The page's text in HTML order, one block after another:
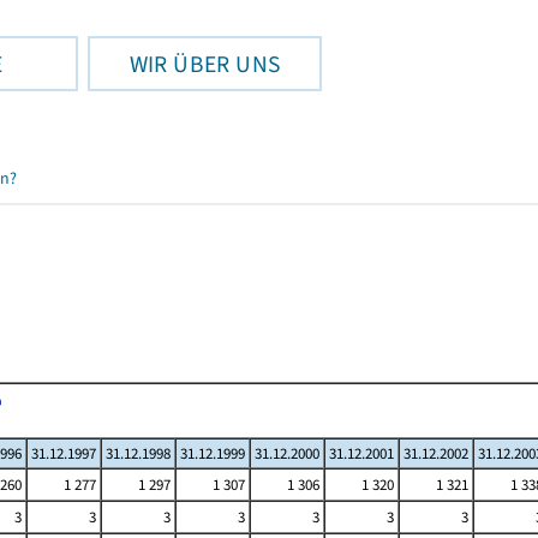
WIR ÜBER UNS
31.12.1997 31.12.1998 31.12.1999 31.12.2000 31.12.2001 31.12.2002
1 277 1 297 1 307 1 306 1 320 1 321
1
3 3 3 3 3 3 3